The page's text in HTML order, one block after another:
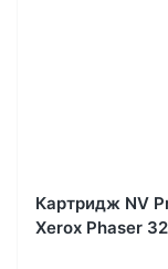
Картридж NV
Xerox Phaser